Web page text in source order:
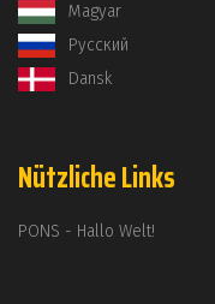
Magyar
Русский
Dansk
Nützliche Links
PONS - Hallo Welt!